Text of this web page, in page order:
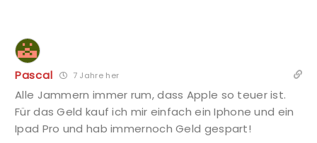
Pascal 7 Jahre her
Alle Jammern immer rum, dass Apple so teuer ist.
Für das Geld kauf ich mir einfach ein Iphone und ein
Ipad Pro und hab immernoch Geld gespart!